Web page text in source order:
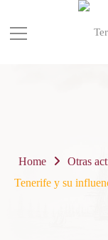
Home Otras
Tenerife y su